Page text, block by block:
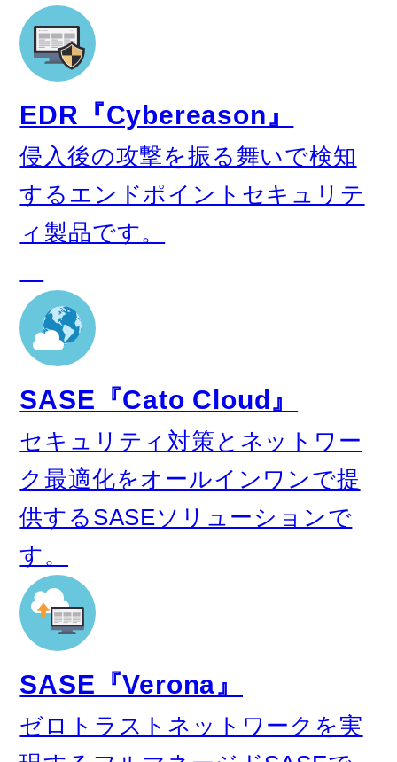
EDR『Cybereason』
侵入後の攻撃を振る舞いで検知
するエンドポイントセキュリテ
ィ製品です。
SASE『Cato Cloud』
セキュリティ対策とネットワー
ク最適化をオールインワンで提
供するSASEソリューションで
す。
SASE『Verona』
ゼロトラストネットワークを実